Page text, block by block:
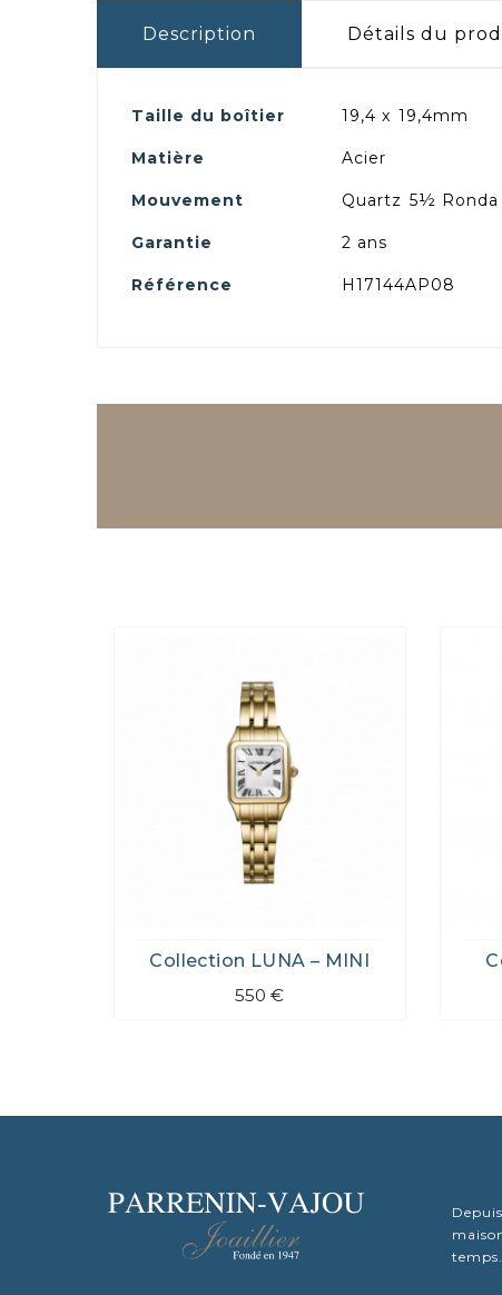
Description Détails du
Taille du boîtier 19,4 x 19,4mm
Matière Acier
Mouvement Quartz 5½ Ronda
Garantie 2 ans
Référence H17144AP08
Collection LUNA – MINI
550 €